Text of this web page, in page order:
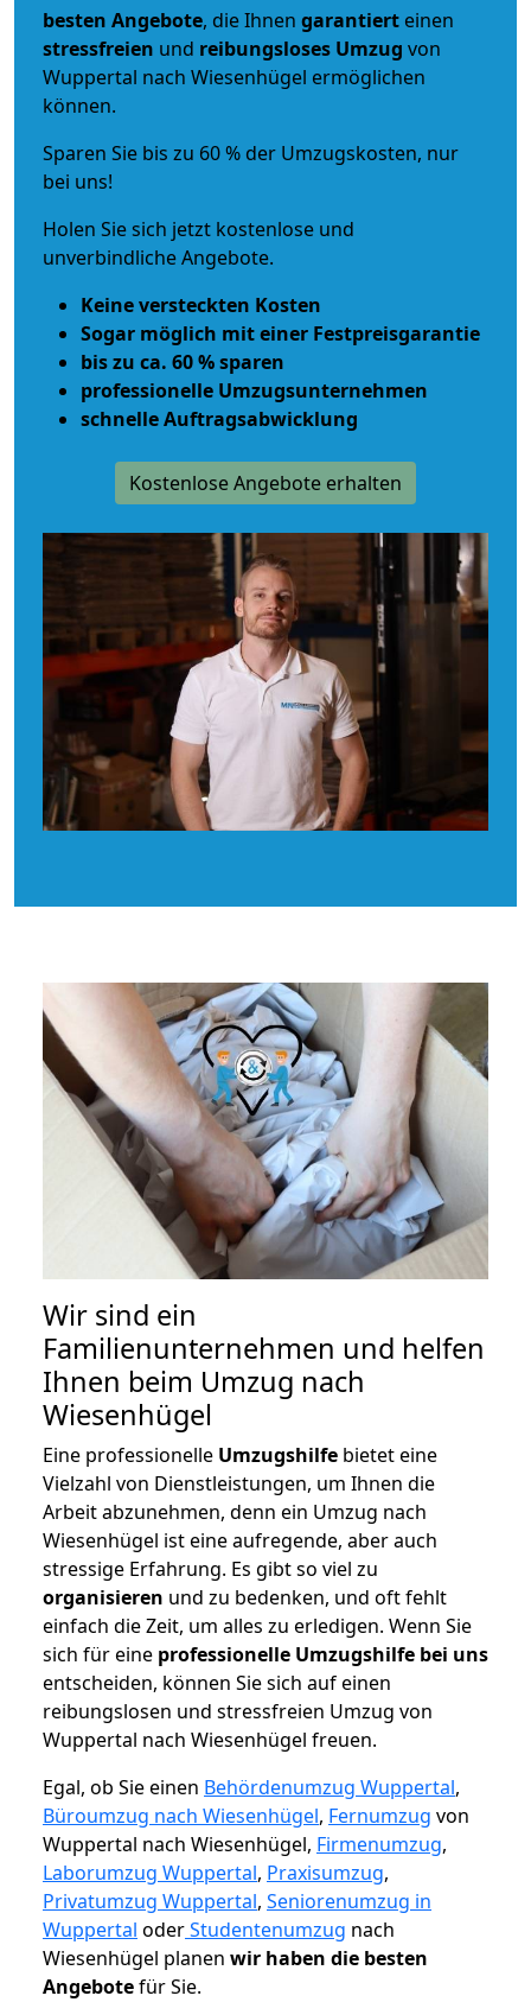
besten Angebote, die Ihnen garantiert einen
stressfreien und reibungsloses Umzug von
Wuppertal nach Wiesenhügel ermöglichen
können.
Sparen Sie bis zu 60 % der Umzugskosten, nur
bei uns!
Holen Sie sich jetzt kostenlose und
unverbindliche Angebote.
Keine versteckten Kosten
Sogar möglich mit einer Festpreisgarantie
bis zu ca. 60 % sparen
professionelle Umzugsunternehmen
schnelle Auftragsabwicklung
Kostenlose Angebote erhalten
Wir sind ein
Familienunternehmen und helfen
Ihnen beim Umzug nach
Wiesenhügel
Eine professionelle Umzugshilfe bietet eine
Vielzahl von Dienstleistungen, um Ihnen die
Arbeit abzunehmen, denn ein Umzug nach
Wiesenhügel ist eine aufregende, aber auch
stressige Erfahrung. Es gibt so viel zu
organisieren und zu bedenken, und oft fehlt
einfach die Zeit, um alles zu erledigen. Wenn Sie
sich für eine professionelle Umzugshilfe bei uns
entscheiden, können Sie sich auf einen
reibungslosen und stressfreien Umzug von
Wuppertal nach Wiesenhügel freuen.
Egal, ob Sie einen Behördenumzug Wuppertal,
Büroumzug nach Wiesenhügel, Fernumzug von
Wuppertal nach Wiesenhügel, Firmenumzug,
Laborumzug Wuppertal, Praxisumzug,
Privatumzug Wuppertal, Seniorenumzug in
Wuppertal oderStudentenumzug nach
Wiesenhügel planen wir haben die besten
Angebotefür Sie.